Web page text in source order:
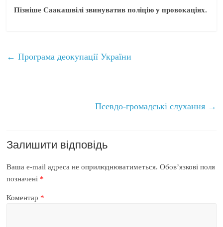
Пізніше Саакашвілі звинуватив поліцію у провокаціях.
← Програма деокупації України
Псевдо-громадські слухання →
Залишити відповідь
Ваша e-mail адреса не оприлюднюватиметься. Обов’язкові поля
позначені *
Коментар *